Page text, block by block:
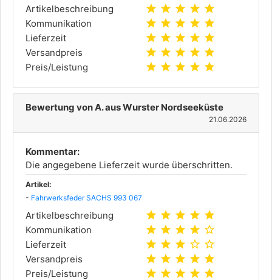
Artikelbeschreibung star star star star star
Kommunikation star star star star star
Lieferzeit star star star star star
Versandpreis star star star star star
Preis/Leistung star star star star star
Bewertung von A. aus Wurster Nordseeküste
21.06.2026
Kommentar:
Die angegebene Lieferzeit wurde überschritten.
Artikel:
- Fahrwerksfeder SACHS 993 067
Artikelbeschreibung star star star star star
Kommunikation star star star star star_outline
Lieferzeit star star star star_outline star_outline
Versandpreis star star star star star
Preis/Leistung star star star star star